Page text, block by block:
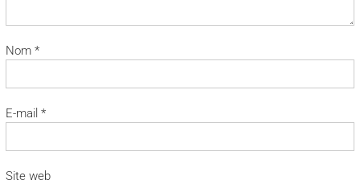
Nom *
E-mail *
Site web